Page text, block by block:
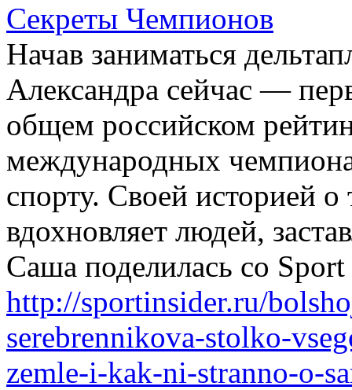
Секреты Чемпионов
Начав заниматься
Александра сейчас —
общем российском
международных
спорту. Своей историей
вдохновляет людей,
Саша поделилась со
http://sportinsider.ru/
serebrennikova-stolko-
zemle-i-kak-ni-stranno-o-